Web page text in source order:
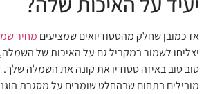
אז כמובן שחלק מהסטודיואים שמציעים מחיר
יצליחו לשמור במקביל גם על האיכות של
טוב טוב באיזה סטודיו את קונה את השמלה שלך.
מובילים בתחום שבהחלט שומרים על מסגרת